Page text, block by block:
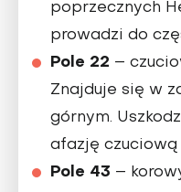
poprzecznych
prowadzi do
Pole 22 –
Znajduje się w
górnym.
afazję czuciową
Pole 43 –